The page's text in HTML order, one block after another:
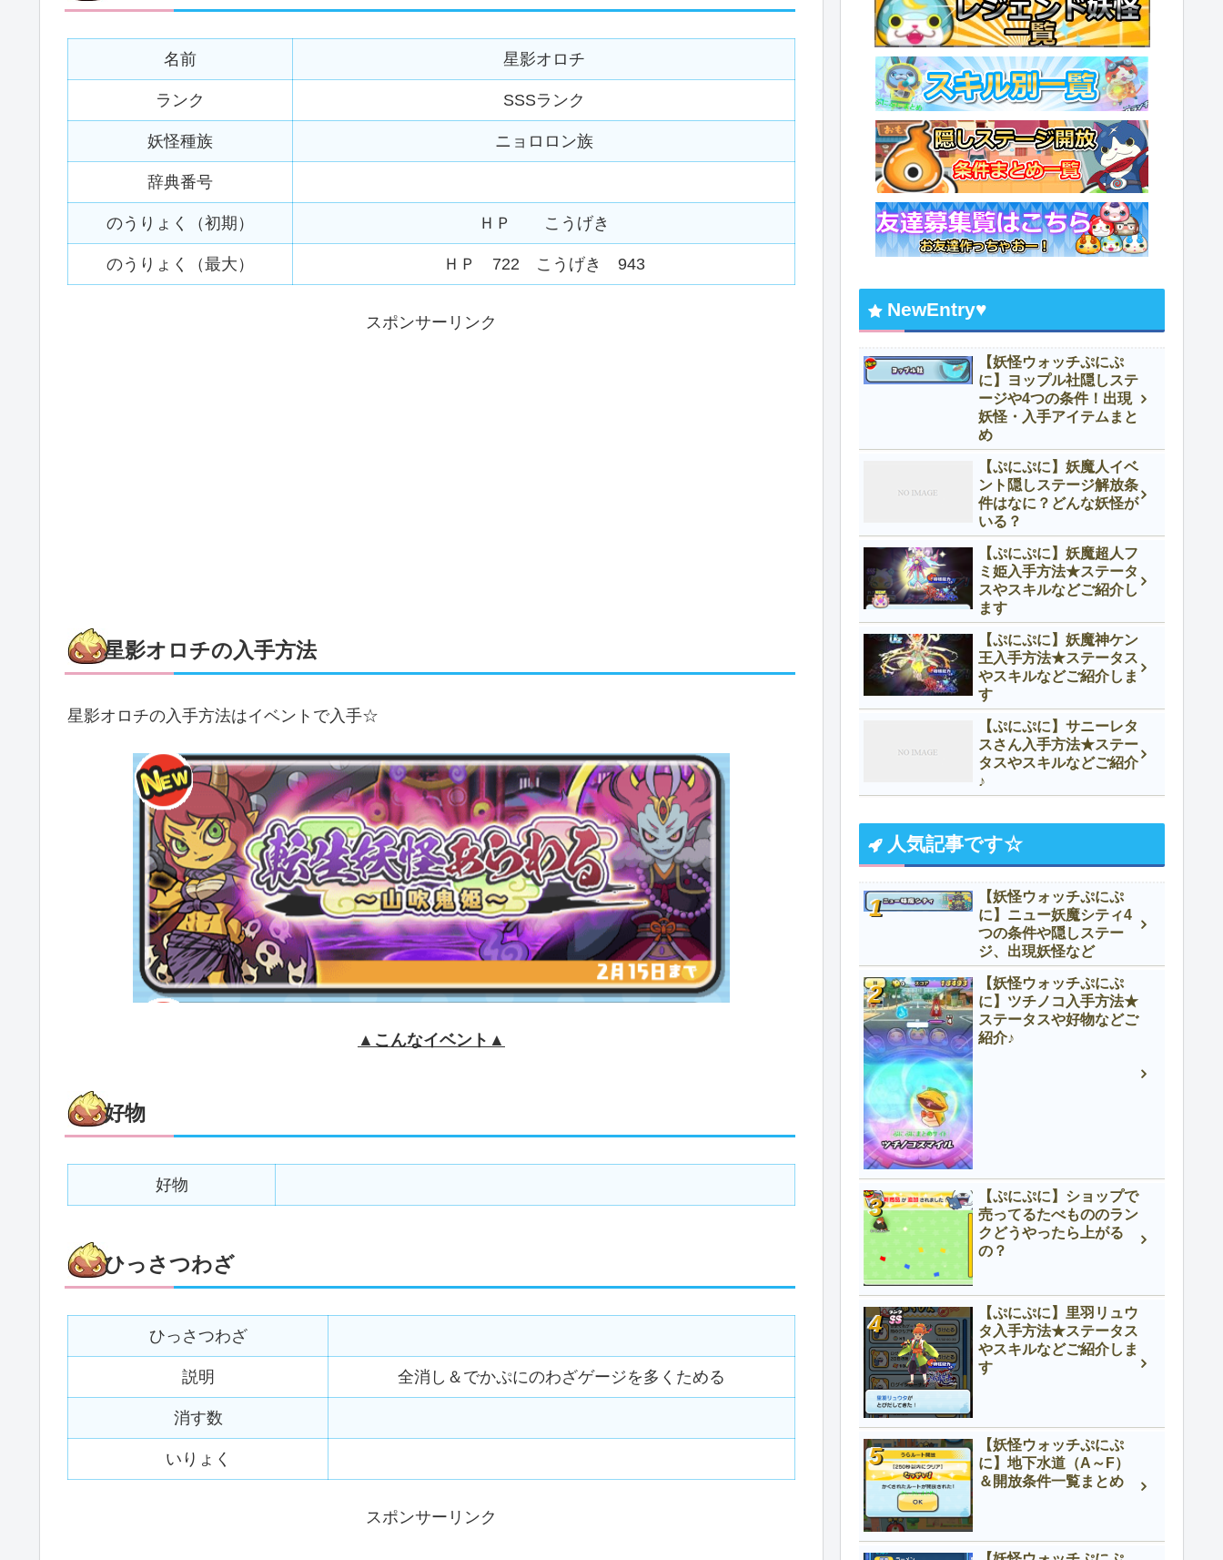
名前 星影オロチ
ランク SSSランク
妖怪種族 ニョロロン族
辞典番号
のうりょく（初期） ＨＰ こうげき
のうりょく（最大） ＨＰ 722 こうげき 943
スポンサーリンク
星影オロチの入手方法
星影オロチの入手方法はイベントで入手☆
▲こんなイベント▲
好物
好物
ひっさつわざ
ひっさつわざ
説明 全消し＆でかぷにのわざゲージを多くためる
消す数
いりょく
スポンサーリンク
NewEntry♥
【妖怪ウォッチぷにぷ
に】ヨップル社隠しステ
ージや4つの条件！出現
妖怪・入手アイテムまと
め
【ぷにぷに】妖魔人イベ
ント隠しステージ解放条
件はなに？どんな妖怪が
いる？
【ぷにぷに】妖魔超人フ
ミ姫入手方法★ステータ
スやスキルなどご紹介し
ます
【ぷにぷに】妖魔神ケン
王入手方法★ステータス
やスキルなどご紹介しま
す
【ぷにぷに】サニーレタ
スさん入手方法★ステー
タスやスキルなどご紹介
♪
人気記事です☆
【妖怪ウォッチぷにぷ
に】ニュー妖魔シティ4
つの条件や隠しステー
ジ、出現妖怪など
【妖怪ウォッチぷにぷ
に】ツチノコ入手方法★
ステータスや好物などご
紹介♪
【ぷにぷに】ショップで
売ってるたべもののラン
クどうやったら上がる
の？
【ぷにぷに】里羽リュウ
タ入手方法★ステータス
やスキルなどご紹介しま
す
【妖怪ウォッチぷにぷ
に】地下水道（A～F）
＆開放条件一覧まとめ